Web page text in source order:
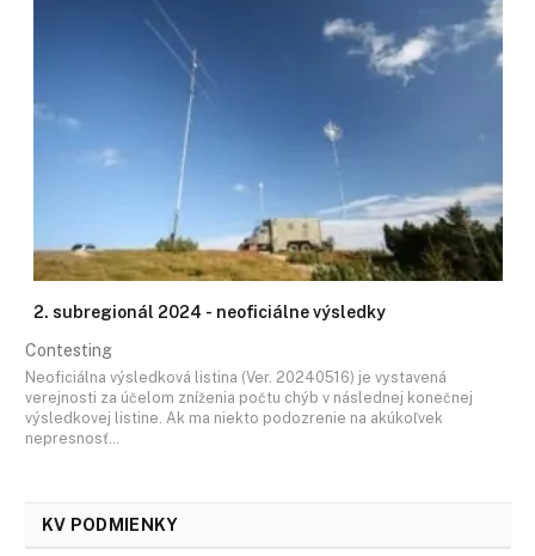
2. subregionál 2024 - neoficiálne výsledky
Contesting
Neoficiálna výsledková listina (Ver. 20240516) je vystavená
verejnosti za účelom zníženia počtu chýb v následnej konečnej
výsledkovej listine. Ak ma niekto podozrenie na akúkoľvek
nepresnosť…
KV PODMIENKY